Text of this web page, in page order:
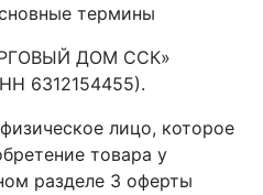
термины
ДОМ ССК»
6312154455).
лицо, которое
товара у
разделе 3 оферты